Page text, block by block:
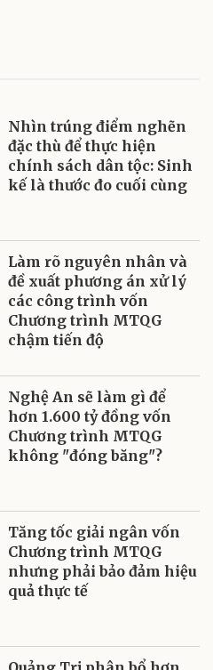
Nhìn trúng điểm nghẽn
đặc thù để thực hiện
chính sách dân tộc: Sinh
kế là thước đo cuối cùng
Làm rõ nguyên nhân và
đề xuất phương án xử lý
các công trình vốn
Chương trình MTQG
chậm tiến độ
Nghệ An sẽ làm gì để
hơn 1.600 tỷ đồng vốn
Chương trình MTQG
không "đóng băng"?
Tăng tốc giải ngân vốn
Chương trình MTQG
nhưng phải bảo đảm hiệu
quả thực tế